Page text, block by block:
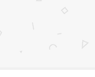
KOMITMEN ORGANISASI